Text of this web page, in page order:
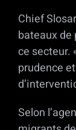
Chief
bateaux
ce secteur.
prudence
Selon